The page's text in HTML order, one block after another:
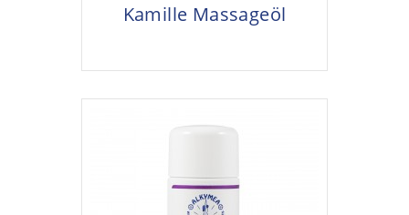
Kamille Massageöl